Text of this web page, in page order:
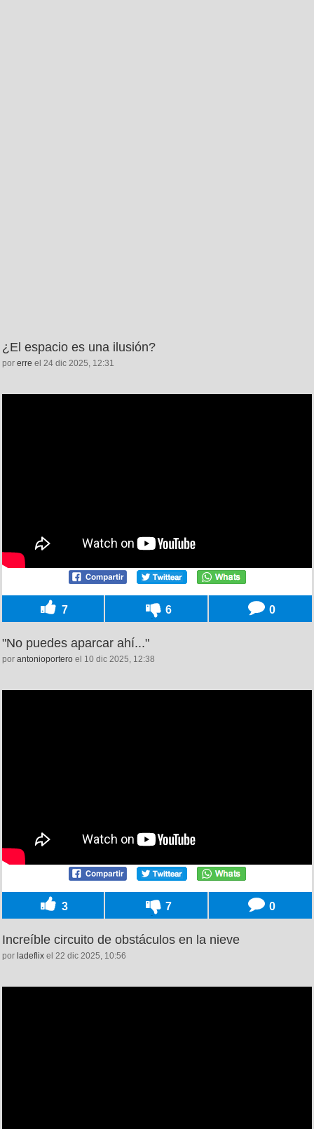
¿El espacio es una ilusión?
por erre el 24 dic 2025, 12:31
7 6 0
"No puedes aparcar ahí..."
por antonioportero el 10 dic 2025, 12:38
3 7 0
Increíble circuito de obstáculos en la nieve
por ladeflix el 22 dic 2025, 10:56